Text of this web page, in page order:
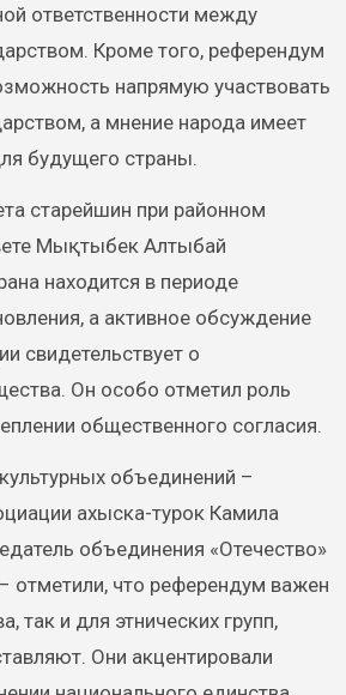
ответственности между
Кроме того, референдум
напрямую участвовать
а мнение народа имеет
будущего страны.
старейшин при районном
Мықтыбек Алтыбай
находится в периоде
а активное обсуждение
свидетельствует о
Он особо отметил роль
общественного согласия.
объединений –
ахыска-турок Камила
объединения «Отечество»
отметили, что референдум важен
так и для этнических групп,
Они акцентировали